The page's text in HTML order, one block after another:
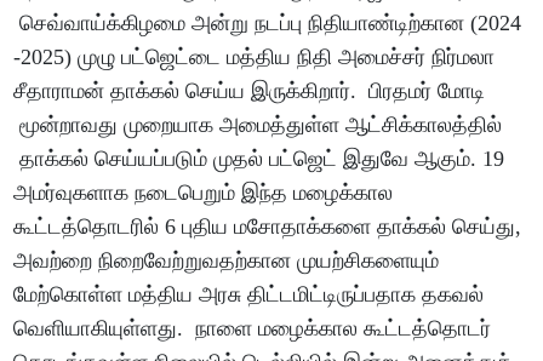
செவ்வாய்க்கிழமை அன்று நடப்பு நிதியாண்டிற்கான (2024
-2025) முழு பட்ஜெட்டை மத்திய நிதி அமைச்சர் நிர்மலா
சீதாராமன் தாக்கல் செய்ய இருக்கிறார். பிரதமர் மோடி
மூன்றாவது முறையாக அமைத்துள்ள ஆட்சிக்காலத்தில்
தாக்கல் செய்யப்படும் முதல் பட்ஜெட் இதுவே ஆகும். 19
அமர்வுகளாக நடைபெறும் இந்த மழைக்கால
கூட்டத்தொடரில் 6 புதிய மசோதாக்களை தாக்கல் செய்து,
அவற்றை நிறைவேற்றுவதற்கான முயற்சிகளையும்
மேற்கொள்ள மத்திய அரசு திட்டமிட்டிருப்பதாக தகவல்
வெளியாகியுள்ளது. நாளை மழைக்கால கூட்டத்தொடர்